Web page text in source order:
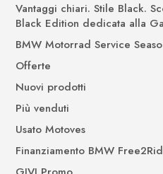
Vantaggi chiari. Stile Black.
Black Edition dedicata alla
BMW Motorrad Service
Offerte
Nuovi prodotti
Più venduti
Usato Motoves
Finanziamento BMW